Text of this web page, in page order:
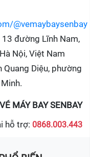
@vemaybaysenbay
đường Lĩnh Nam,
Nội, Việt Nam
Quang Diệu, phường
MÁY BAY SENBAY
hỗ trợ: 0868.003.443